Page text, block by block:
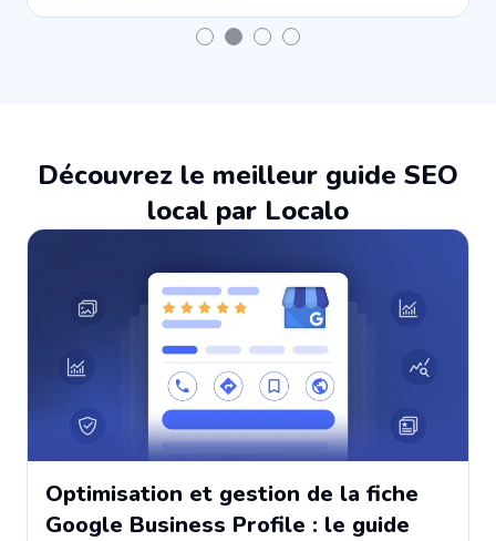
Découvrez le meilleur guide SEO
local par Localo
Optimisation et gestion de la fiche
Google Business Profile : le guide